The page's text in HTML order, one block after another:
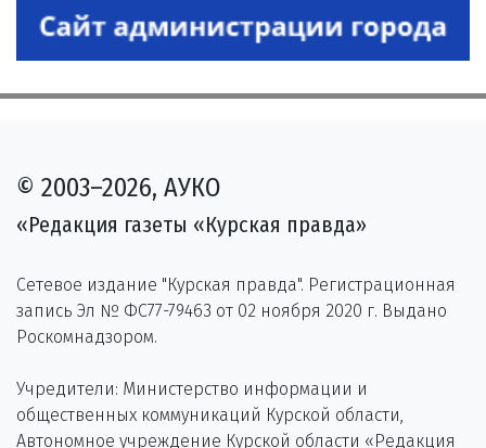
© 2003–2026, АУКО
«Редакция газеты «Курская правда»
Сетевое издание "Курская правда". Регистрационная
запись Эл № ФС77-79463 от 02 ноября 2020 г. Выдано
Роскомнадзором.
Учредители: Министерство информации и
общественных коммуникаций Курской области,
Автономное учреждение Курской области «Редакция